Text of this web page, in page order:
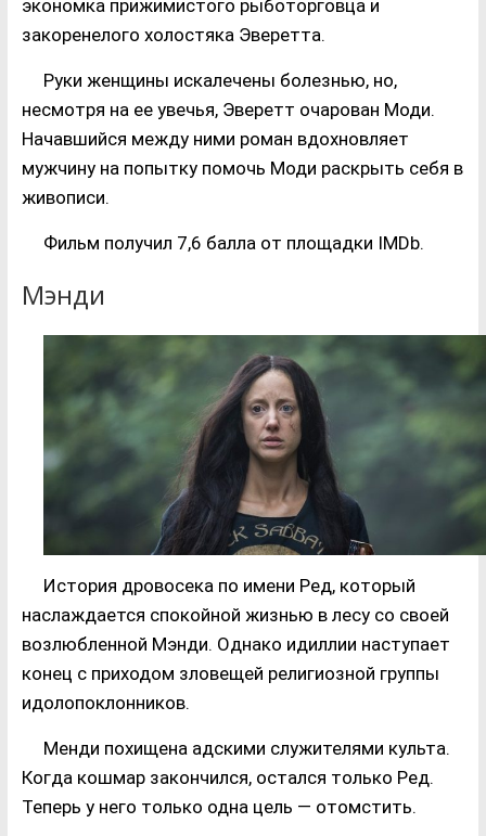
экономка прижимистого рыботорговца и
закоренелого холостяка Эверетта.
Руки женщины искалечены болезнью, но,
несмотря на ее увечья, Эверетт очарован Моди.
Начавшийся между ними роман вдохновляет
мужчину на попытку помочь Моди раскрыть себя в
живописи.
Фильм получил 7,6 балла от площадки IMDb.
Мэнди
История дровосека по имени Ред, который
наслаждается спокойной жизнью в лесу со своей
возлюбленной Мэнди. Однако идиллии наступает
конец с приходом зловещей религиозной группы
идолопоклонников.
Менди похищена адскими служителями культа.
Когда кошмар закончился, остался только Ред.
Теперь у него только одна цель — отомстить.